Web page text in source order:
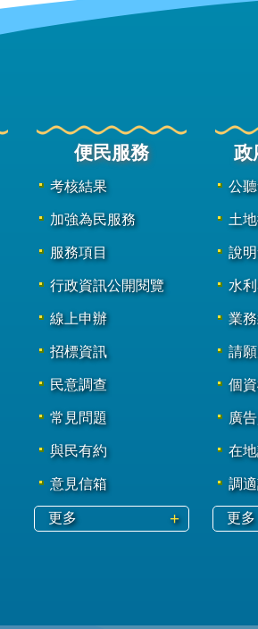
便民服務
考核結果
加強為民服務
服務項目
行政資訊公開閱覽
線上申辦
招標資訊
民意調查
常見問題
與民有約
意見信箱
更多
政
公
土
說
水
業
請
個
廣
在
調
更多